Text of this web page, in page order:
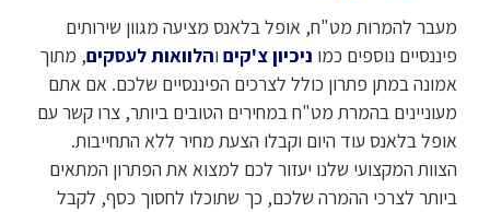
מעבר להמרות מט"ח, אופל בלאנס מציעה מגוון שירותים
פיננסיים נוספים כמו ניכיון צ'קים והלוואות לעסקים, מתוך
אמונה במתן פתרון כולל לצרכים הפיננסיים שלכם. אם אתם
מעוניינים בהמרת מט"ח במחירים הטובים ביותר, צרו קשר עם
אופל בלאנס עוד היום וקבלו הצעת מחיר ללא התחייבות.
הצוות המקצועי שלנו יעזור לכם למצוא את הפתרון המתאים
ביותר לצרכי ההמרה שלכם, כך שתוכלו לחסוך כסף, לקבל